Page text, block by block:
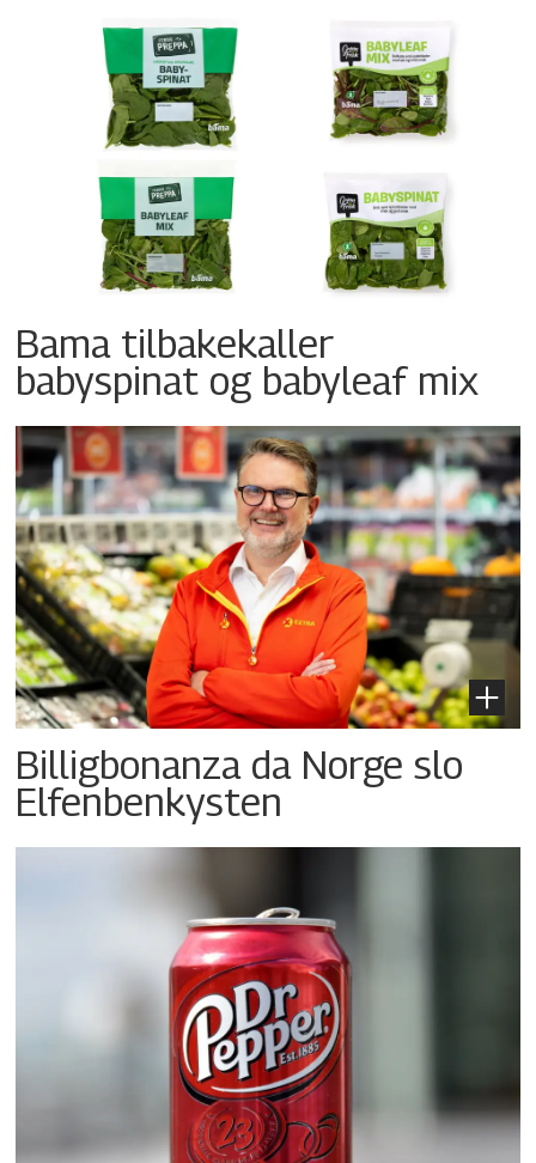
Bama tilbakekaller
babyspinat og babyleaf mix
Billigbonanza da Norge slo
Elfenbenkysten